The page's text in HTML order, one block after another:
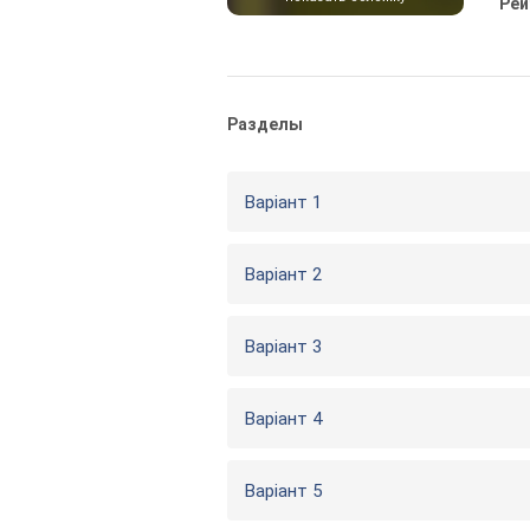
Разделы
Варіант 1
Варіант 2
Варіант 3
Варіант 4
Варіант 5